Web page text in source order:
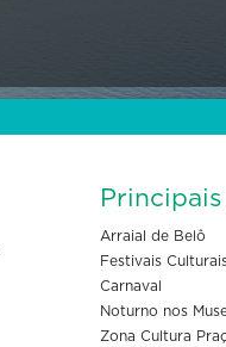
Arraial de Belô
Festivais
Carnaval
Noturno nos
Zona Cultura